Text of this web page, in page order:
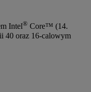
Intel® Core™ (14.
40 oraz 16-calowym